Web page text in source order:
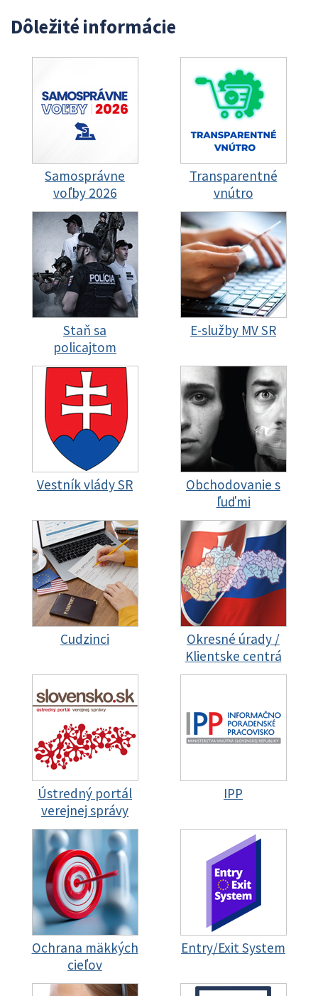
Dôležité informácie
Samosprávne
voľby 2026
Transparentné
vnútro
Staň sa
policajtom
E-služby MV SR
Vestník vlády SR
Obchodovanie s
ľuďmi
Cudzinci
Okresné úrady /
Klientske centrá
Ústredný portál
verejnej správy
IPP
Ochrana mäkkých
cieľov
Entry/Exit System